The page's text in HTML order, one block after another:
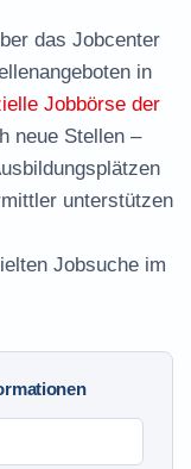
das Jobcenter
in
Jobbörse der
neue Stellen –
unterstützen
Jobsuche im